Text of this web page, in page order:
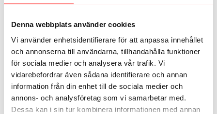
Denna webbplats använder cookies
Vi använder enhetsidentifierare för att anpassa innehållet
och annonserna till användarna, tillhandahålla funktioner
för sociala medier och analysera vår trafik. Vi
vidarebefordrar även sådana identifierare och annan
information från din enhet till de sociala medier och
annons- och analysföretag som vi samarbetar med.
Dessa kan i sin tur kombinera informationen med annan
Så bra pass! Till och med femåringen hängde på.
Helena S. juni 07, 2025
Perfekt träning för ett pass i husbilen, tack för det!
Frida Arnberg C. december 09, 2022
Perfekt utomhuspass +1 grad o i en julbelyst park.